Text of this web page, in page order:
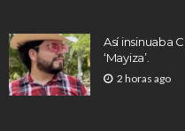
Así insinuaba
‘Mayiza’.
2 horas ago